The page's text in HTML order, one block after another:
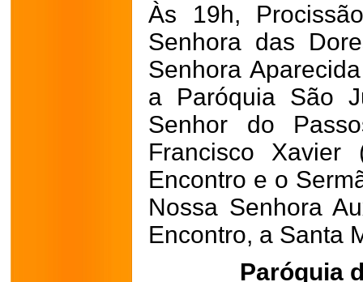
Às 19h,
Senhora das
Senhora
a Paróquia São
Senhor do
Francisco Xavier
Encontro e o
Nossa Senhora
Encontro, a Santa
Paróquia